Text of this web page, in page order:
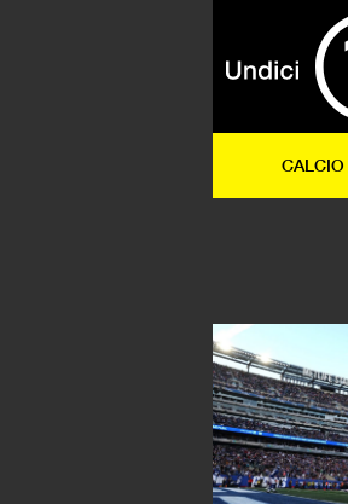
CALCIO